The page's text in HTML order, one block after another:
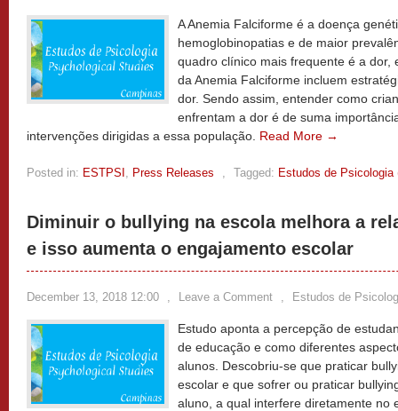
A Anemia Falciforme é a doença
hemoglobinopatias e de maior
quadro clínico mais frequente é a dor,
da Anemia Falciforme incluem
dor. Sendo assim, entender como
enfrentam a dor é de suma
intervenções dirigidas a essa população. Read More →
Posted in: ESTPSI , Press Releases , Tagged: Estudos de Psicologia
Diminuir o bullying na escola melhora a
e isso aumenta o engajamento escolar
December 13, 2018 12:00 , Leave a Comment , Estudos de
Estudo aponta a percepção de
de educação e como diferentes
alunos. Descobriu-se que praticar
escolar e que sofrer ou praticar
aluno, a qual interfere diretamente no